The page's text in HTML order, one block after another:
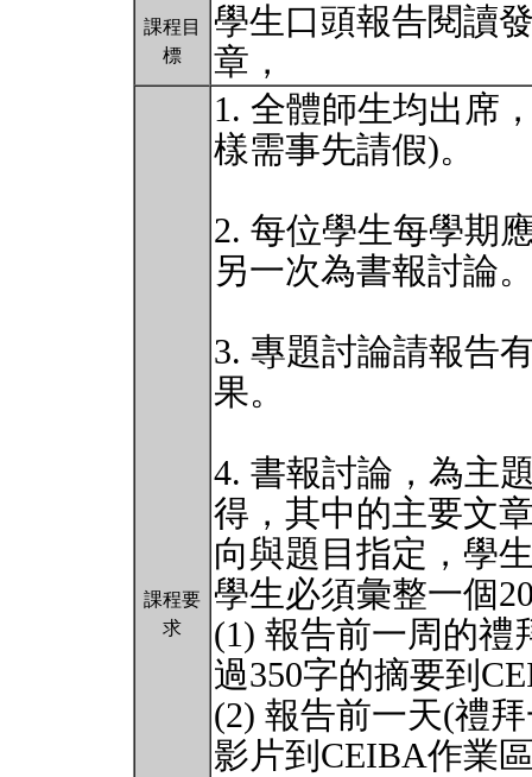
課程目
標
學生口頭報告閱讀
章，
課程要
求
1. 全體師生均出席
樣需事先請假)。
2. 每位學生每學期
另一次為書報討論
3. 專題討論請報告
果。
4. 書報討論，為主
得，其中的主要文
向與題目指定，學
學生必須彙整一個
(1) 報告前一周的禮
過350字的摘要到
(2) 報告前一天(禮
影片到CEIBA作業